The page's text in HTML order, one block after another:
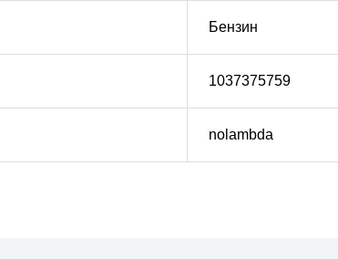
Бензин
1037375759
nolambda